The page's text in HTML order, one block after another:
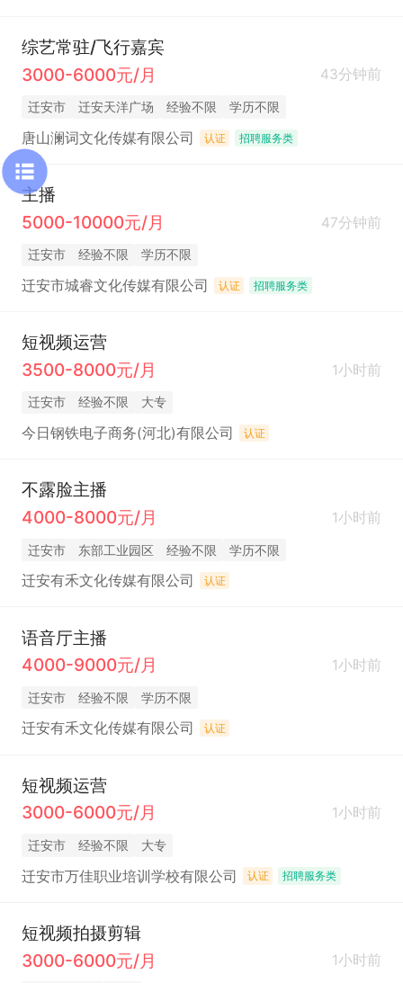
综艺常驻/飞行嘉宾
3000-6000元/月
43分钟前
迁安市 迁安天洋广场 经验不限 学历不限
唐山澜词文化传媒有限公司 认证 招聘服务类
主播
5000-10000元/月
47分钟前
迁安市 经验不限 学历不限
迁安市城睿文化传媒有限公司 认证 招聘服务类
短视频运营
3500-8000元/月
1小时前
迁安市 经验不限 大专
今日钢铁电子商务(河北)有限公司 认证
不露脸主播
4000-8000元/月
1小时前
迁安市 东部工业园区 经验不限 学历不限
迁安有禾文化传媒有限公司 认证
语音厅主播
4000-9000元/月
1小时前
迁安市 经验不限 学历不限
迁安有禾文化传媒有限公司 认证
短视频运营
3000-6000元/月
1小时前
迁安市 经验不限 大专
迁安市万佳职业培训学校有限公司 认证 招聘服务类
短视频拍摄剪辑
3000-6000元/月
1小时前